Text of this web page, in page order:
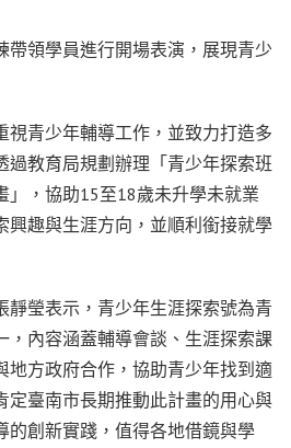
領學員進行開場表演，展現青少
視青少年輔導工作，並致力打造多
過教育局規劃辦理「青少年探索班
」，協助15至18歲未升學未就業
興趣與生涯方向，並順利銜接就學
靜瑩表示，青少年生涯探索號為青
，內容涵蓋輔導會談、生涯探索課
地方政府合作，協助青少年找到適
定臺南市長期推動此計畫的用心與
的創新實踐，值得各地借鏡與學